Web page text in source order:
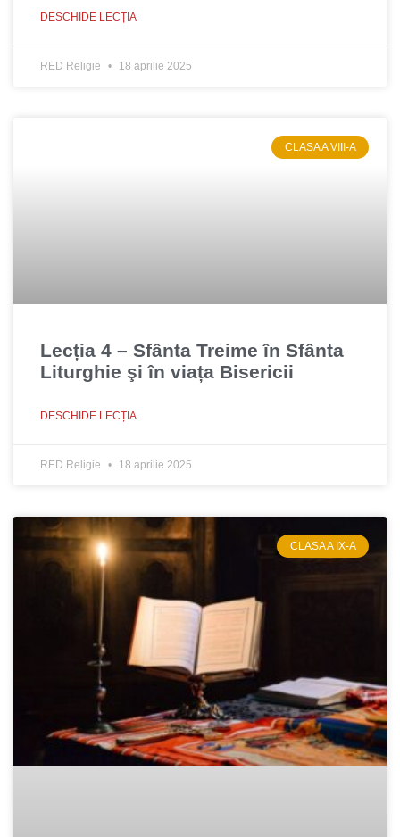
DESCHIDE LECȚIA
RED Religie 18 aprilie 2025
CLASA A VIII-A
Lecția 4 – Sfânta Treime în Sfânta
Liturghie şi în viața Bisericii
DESCHIDE LECȚIA
RED Religie 18 aprilie 2025
CLASA A IX-A